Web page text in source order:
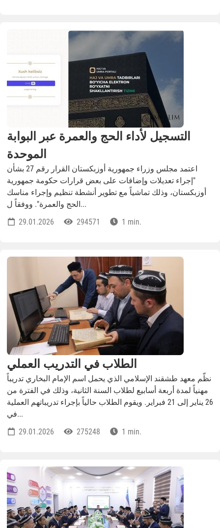
التسجيل لأداء الحج والعمرة عبر البوابة
الموحدة
اعتمد مجلس وزراء جمهورية أوزبكستان القرار رقم 27 بشأن
"إجراء تعديلات وإضافات على بعض قرارات حكومة جمهورية
أوزبكستان، وذلك تماشياً مع تطوير أنشطة تنظيم وإجراء مناسك
الحج والعمرة". ووفقاً ل...
29.01.2026
294571 1 min.
الطلاب في التدريب العملي
نظّم معهد طشقند الإسلامي الذي يحمل اسم الإمام البخاري تدريباً
مهنياً لمدة أربعة أسابيع لطلاب السنة الثانية، وذلك في الفترة من
26 يناير إلى 21 فبراير. ويقوم الطلاب حالياً بإجراء تدريباتهم العملية
في...
29.01.2026
275248 1 min.